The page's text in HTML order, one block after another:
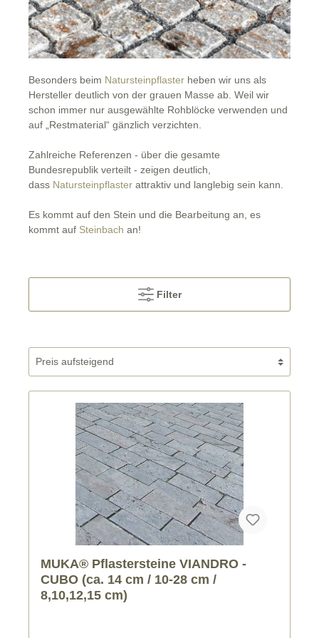
Besonders beim Natursteinpflaster heben wir uns als
Hersteller deutlich von der grauen Masse ab. Weil wir
schon immer nur ausgewählte Rohblöcke verwenden und
auf „Restmaterial“ gänzlich verzichten.
Zahlreiche Referenzen - über die gesamte
Bundesrepublik verteilt - zeigen deutlich,
dass Natursteinpflaster attraktiv und langlebig sein kann.
Es kommt auf den Stein und die Bearbeitung an, es
kommt auf Steinbach an!
Filter
MUKA® Pflastersteine VIANDRO -
CUBO (ca. 14 cm / 10-28 cm /
8,10,12,15 cm)